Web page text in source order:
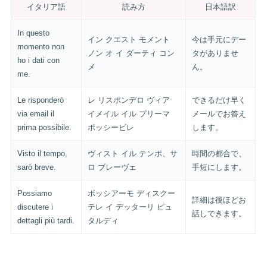
イタリア語 読み方 日本語訳
In questo
momento non
ho i dati con
me.
イン クエスト モメント
ノン オ イ ダーティ コン
メ
今は手元にデー
タがありませ
ん。
Le risponderò
via email il
prima possibile.
レ リスポンデロ ヴィア
イメイル イル プリーマ
ポッシービレ
できるだけ早く
メールでお答え
します。
Visto il tempo,
sarò breve.
ヴィスト イル テンポ、サ
ロ ブレーヴェ
時間の都合で、
手短にします。
Possiamo
discutere i
dettagli più tardi.
ポッシアーモ ディスクー
テレ イ デッターリ ピュ
タルディ
詳細は後ほどお
話しできます。